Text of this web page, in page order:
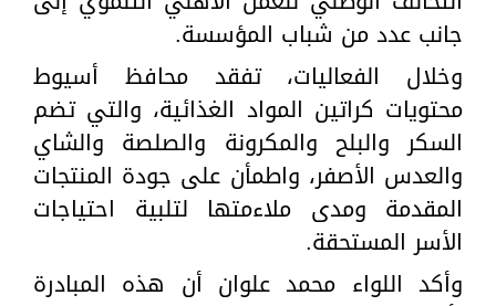
جانب عدد من شباب المؤسسة.
وخلال الفعاليات، تفقد محافظ أسيوط
محتويات كراتين المواد الغذائية، والتي تضم
السكر والبلح والمكرونة والصلصة والشاي
والعدس الأصفر، واطمأن على جودة المنتجات
المقدمة ومدى ملاءمتها لتلبية احتياجات
الأسر المستحقة.
وأكد اللواء محمد علوان أن هذه المبادرة